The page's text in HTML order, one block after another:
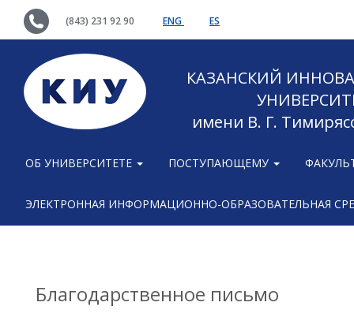
(843) 231 92 90 ENG ES
КАЗАНСКИЙ
имени В. Г.
ОБ УНИВЕРСИТЕТЕ ПОСТУПАЮЩЕМУ
ЭЛЕКТРОННАЯ ИНФОРМАЦИОННО-ОБРАЗОВАТЕЛЬНАЯ
Благодарственное письмо